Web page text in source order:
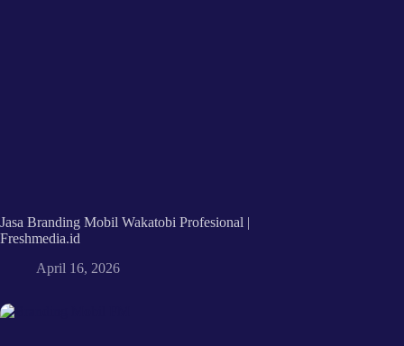
Jasa Branding Mobil Wakatobi Profesional |
Freshmedia.id
April 16, 2026